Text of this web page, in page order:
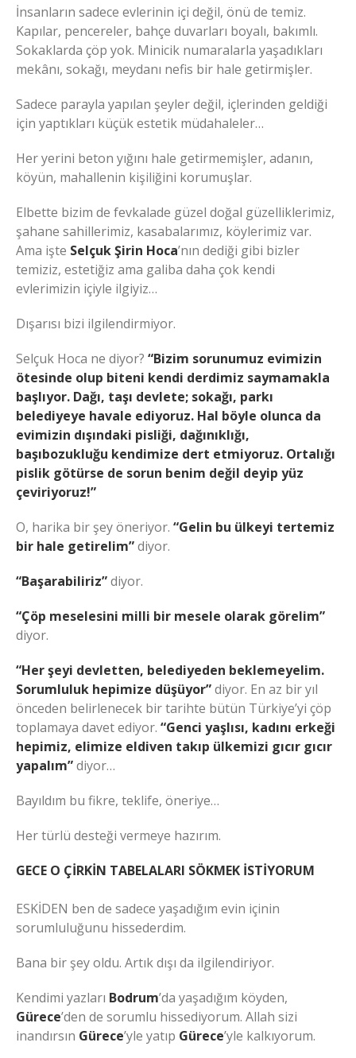
İnsanların sadece evlerinin içi değil, önü de temiz.
Kapılar, pencereler, bahçe duvarları boyalı, bakımlı.
Sokaklarda çöp yok. Minicik numaralarla yaşadıkları
mekânı, sokağı, meydanı nefis bir hale getirmişler.
Sadece parayla yapılan şeyler değil, içlerinden geldiği
için yaptıkları küçük estetik müdahaleler…
Her yerini beton yığını hale getirmemişler, adanın,
köyün, mahallenin kişiliğini korumuşlar.
Elbette bizim de fevkalade güzel doğal güzelliklerimiz,
şahane sahillerimiz, kasabalarımız, köylerimiz var.
Ama işte Selçuk Şirin Hoca’nın dediği gibi bizler
temiziz, estetiğiz ama galiba daha çok kendi
evlerimizin içiyle ilgiyiz…
Dışarısı bizi ilgilendirmiyor.
Selçuk Hoca ne diyor? “Bizim sorunumuz evimizin
ötesinde olup biteni kendi derdimiz saymamakla
başlıyor. Dağı, taşı devlete; sokağı, parkı
belediyeye havale ediyoruz. Hal böyle olunca da
evimizin dışındaki pisliği, dağınıklığı,
başıbozukluğu kendimize dert etmiyoruz. Ortalığı
pislik götürse de sorun benim değil deyip yüz
çeviriyoruz!”
O, harika bir şey öneriyor. “Gelin bu ülkeyi tertemiz
bir hale getirelim”diyor.
“Başarabiliriz”diyor.
“Çöp meselesini milli bir mesele olarak görelim”
diyor.
“Her şeyi devletten, belediyeden beklemeyelim.
Sorumluluk hepimize düşüyor”diyor. En az bir yıl
önceden belirlenecek bir tarihte bütün Türkiye’yi çöp
toplamaya davet ediyor. “Genci yaşlısı, kadını erkeği
hepimiz, elimize eldiven takıp ülkemizi gıcır gıcır
yapalım”diyor…
Bayıldım bu fikre, teklife, öneriye…
Her türlü desteği vermeye hazırım.
GECE O ÇİRKİN TABELALARI SÖKMEK İSTİYORUM
ESKİDEN ben de sadece yaşadığım evin içinin
sorumluluğunu hissederdim.
Bana bir şey oldu. Artık dışı da ilgilendiriyor.
Kendimi yazları Bodrum’da yaşadığım köyden,
Gürece’den de sorumlu hissediyorum. Allah sizi
inandırsın Gürece’yle yatıp Gürece’yle kalkıyorum.